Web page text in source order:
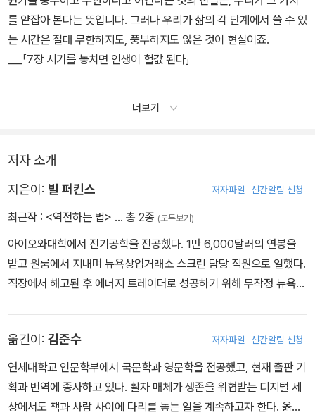
를 얕잡아 본다는 뜻입니다. 그러나 우리가 삶의 각 단계에서 쓸 수 있
는 시간은 절대 무한하지도, 풍부하지도 않은 것이 현실이죠.
___「7장 시기를 놓치면 인생이 헐값 된다」
더보기
저자 소개
지은이: 빌 퍼킨스 저자파일 신간알림 신청
최근작 : <역전하는 법> … 총 2종 (모두보기)
아이오와대학에서 전기공학을 전공했다. 1만 6,000달러의 연봉을
받고 원룸에서 지내며 뉴욕상업거래소 스크린 담당 직원으로 일했다.
직장에서 해고된 후 에너지 트레이더로 성공하기 위해 무작정 뉴욕에
그는 현재 미국령 버진아일랜드에 본사를 둔 컨설팅 서비스 회사 브
리사맥스 홀딩스BrisaMax Holdings의 CEO이자 자산 1억 2천만
달러가 넘는 헤지펀드의 매니저, 할리우드 영화 제작자, 라이브 토너
먼트에서 500만 달러 이상의 상금을 획득한 열렬한 포커 플레이어
옮긴이: 김준수 저자파일 신간알림 신청
연세대학교 인문학부에서 국문학과 영문학을 전공했고, 현재 출판 기
획과 번역에 종사하고 있다. 활자 매체가 생존을 위협받는 디지털 세
상에서도 책과 사람 사이에 다리를 놓는 일을 계속하고자 한다. 옮긴